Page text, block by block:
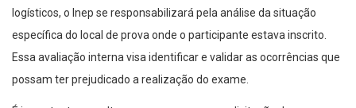
logísticos, o Inep se responsabilizará pela análise da situação
específica do local de prova onde o participante estava inscrito.
Essa avaliação interna visa identificar e validar as ocorrências que
possam ter prejudicado a realização do exame.